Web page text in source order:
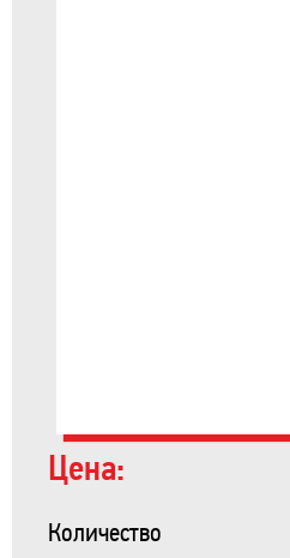
Цена:
Количество